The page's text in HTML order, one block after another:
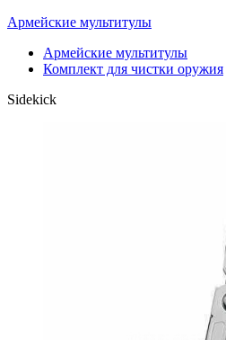
Армейские мультитулы
Армейские мультитулы
Комплект для чистки оружия
Sidekick